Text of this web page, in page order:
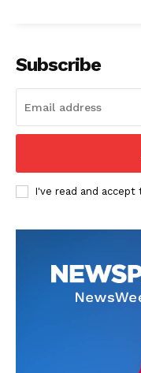
Subscribe
I've read and accept